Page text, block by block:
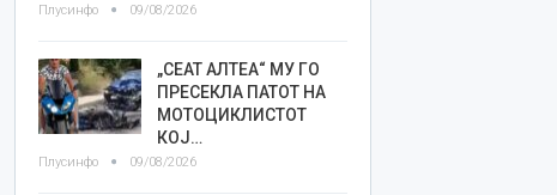
Плусинфо 09/08/2026
„СЕАТ АЛТЕА“ МУ ГО
ПРЕСЕКЛА ПАТОТ НА
МОТОЦИКЛИСТОТ
КОЈ…
Плусинфо 09/08/2026